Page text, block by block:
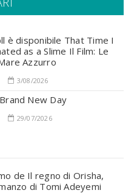
è disponibile That Time I
as a Slime Il Film: Le
Azzurro
3/08/2026
New Day
29/07/2026
de Il regno di Orisha,
di Tomi Adeyemi